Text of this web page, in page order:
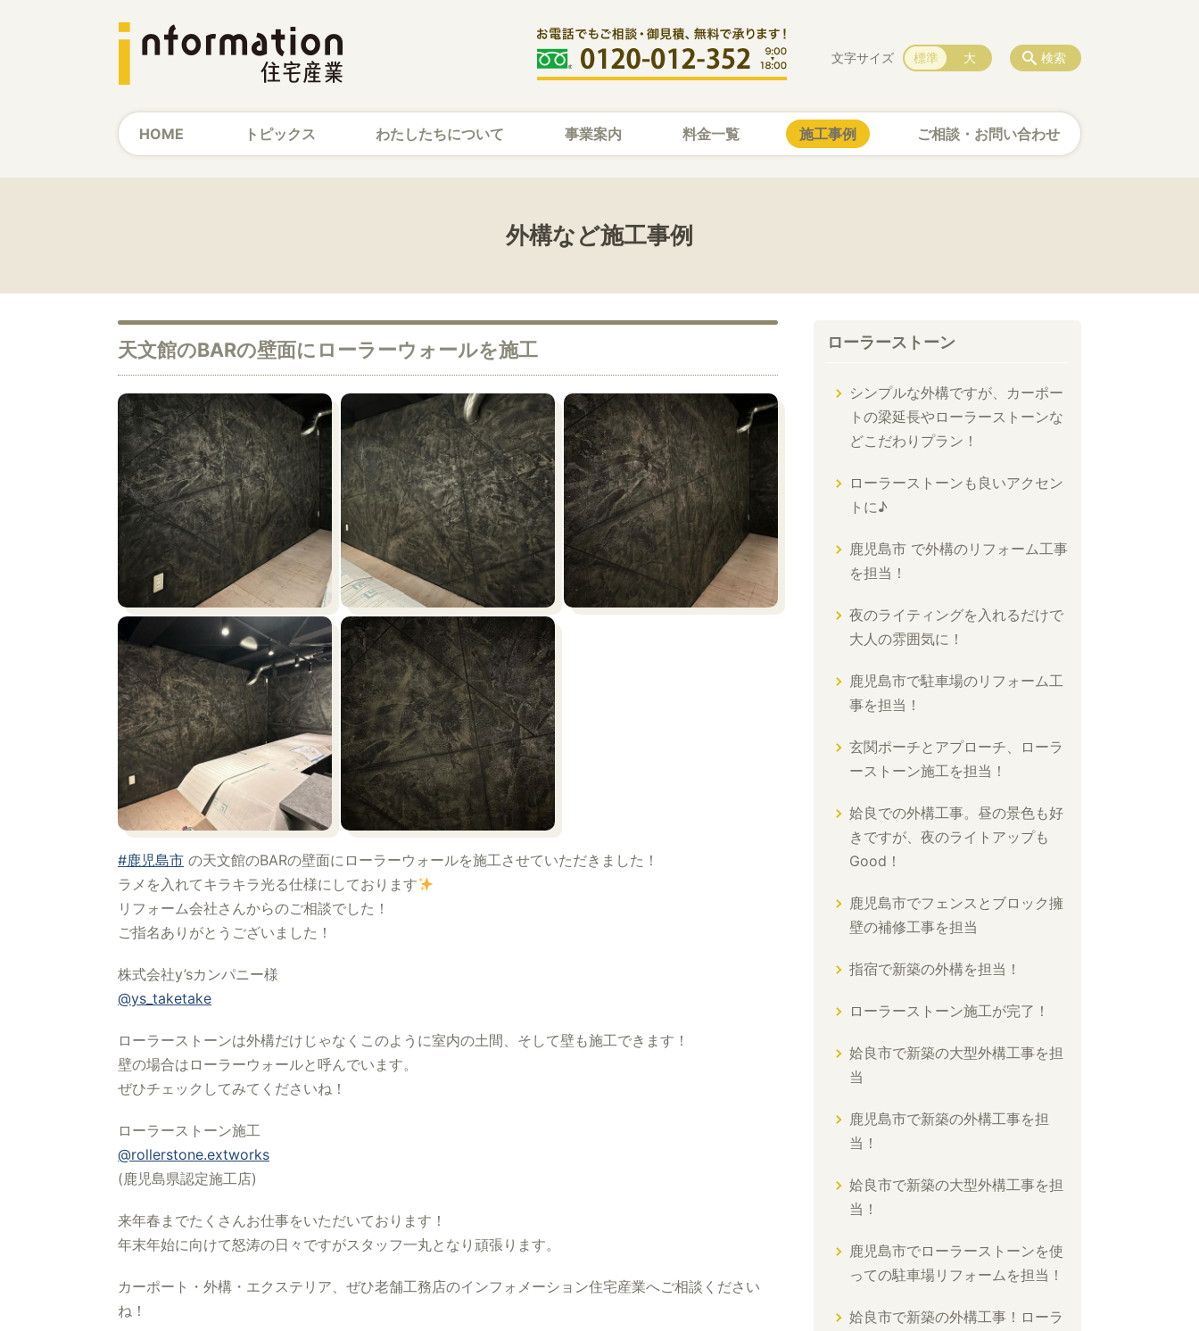
HOME トピックス わたしたちについて 事業案内 料金一覧 施工事例 ご相談・お問い合わせ
検索
文字サイズ 標準 大
外構など施工事例
天文館のBARの壁面にローラーウォールを施工
#鹿児島市 の天文館のBARの壁面にローラーウォールを施工させていただきました！
ラメを入れてキラキラ光る仕様にしております
リフォーム会社さんからのご相談でした！
ご指名ありがとうございました！
株式会社y’sカンパニー様
@ys_taketake
ローラーストーンは外構だけじゃなくこのように室内の土間、そして壁も施工できます！
壁の場合はローラーウォールと呼んでいます。
ぜひチェックしてみてくださいね！
ローラーストーン施工
@rollerstone.extworks
(鹿児島県認定施工店)
来年春までたくさんお仕事をいただいております！
年末年始に向けて怒涛の日々ですがスタッフ一丸となり頑張ります。
カーポート・外構・エクステリア、ぜひ老舗工務店のインフォメーション住宅産業へご相談ください
ね！
ローラーストーン
シンプルな外構ですが、カーポー
トの梁延長やローラーストーンな
どこだわりプラン！
ローラーストーンも良いアクセン
トに♪
鹿児島市 で外構のリフォーム工事
を担当！
夜のライティングを入れるだけで
大人の雰囲気に！
鹿児島市で駐車場のリフォーム工
事を担当！
玄関ポーチとアプローチ、ローラ
ーストーン施工を担当！
姶良での外構工事。昼の景色も好
きですが、夜のライトアップも
Good！
鹿児島市でフェンスとブロック擁
壁の補修工事を担当
指宿で新築の外構を担当！
ローラーストーン施工が完了！
姶良市で新築の大型外構工事を担
当
鹿児島市で新築の外構工事を担
当！
姶良市で新築の大型外構工事を担
当！
鹿児島市でローラーストーンを使
っての駐車場リフォームを担当！
姶良市で新築の外構工事！ローラ